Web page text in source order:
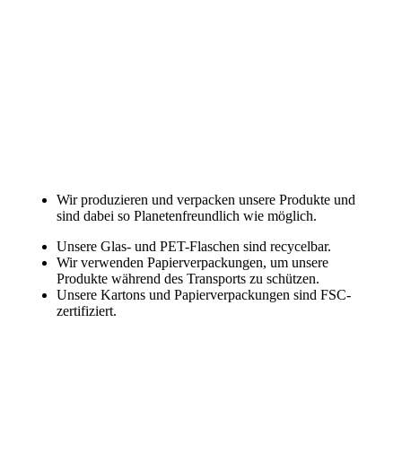
Wir produzieren und verpacken unsere Produkte und
sind dabei so Planetenfreundlich wie möglich.
Unsere Glas- und PET-Flaschen sind recycelbar.
Wir verwenden Papierverpackungen, um unsere
Produkte während des Transports zu schützen.
Unsere Kartons und Papierverpackungen sind FSC-
zertifiziert.